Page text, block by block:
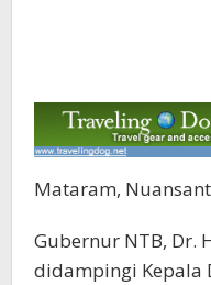
Mataram,
Gubernur NTB, Dr.
didampingi Kepala